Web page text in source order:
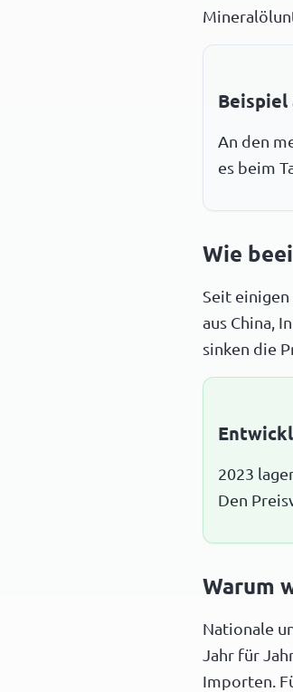
Beispiel
An den
es beim
Wie
Seit
aus China,
sinken die
2023
Den
Warum
Nationale
Jahr für
Importen.